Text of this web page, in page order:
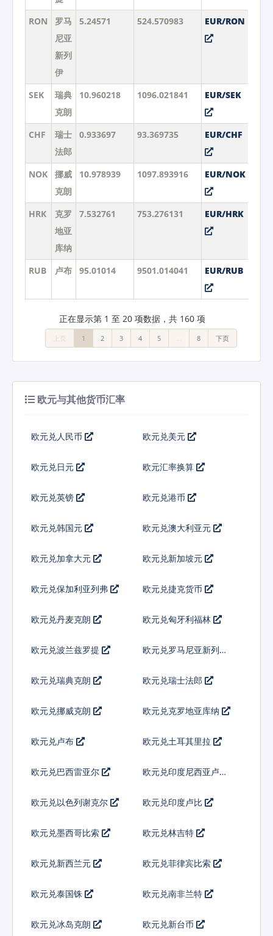
RON
罗马
尼亚
新列
伊
5.24571 524.570983 EUR/RON
SEK
瑞典
克朗
10.960218 1096.021841 EUR/SEK
CHF
瑞士
法郎
0.933697 93.369735 EUR/CHF
NOK
挪威
克朗
10.978939 1097.893916 EUR/NOK
HRK
克罗
地亚
库纳
7.532761 753.276131 EUR/HRK
RUB 卢布 95.01014 9501.014041 EUR/RUB
正在显示第 1 至 20 项数据，共 160 项
上页 1 2 3 4 5 8 下页
欧元与其他货币汇率
欧元兑人民币 欧元兑美元
欧元兑日元 欧元汇率换算
欧元兑英镑 欧元兑港币
欧元兑韩国元 欧元兑澳大利亚元
欧元兑加拿大元 欧元兑新加坡元
欧元兑保加利亚列弗 欧元兑捷克货币
欧元兑丹麦克朗 欧元兑匈牙利福林
欧元兑波兰兹罗提 欧元兑罗马尼亚新列伊
欧元兑瑞典克朗 欧元兑瑞士法郎
欧元兑挪威克朗 欧元兑克罗地亚库纳
欧元兑卢布 欧元兑土耳其里拉
欧元兑巴西雷亚尔 欧元兑印度尼西亚卢比
欧元兑以色列谢克尔 欧元兑印度卢比
欧元兑墨西哥比索 欧元兑林吉特
欧元兑新西兰元 欧元兑菲律宾比索
欧元兑泰国铢 欧元兑南非兰特
欧元兑冰岛克朗 欧元兑新台币